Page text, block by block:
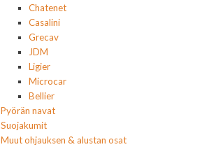
Chatenet
Casalini
Grecav
JDM
Ligier
Microcar
Bellier
Pyörän navat
Suojakumit
Muut ohjauksen & alustan osat